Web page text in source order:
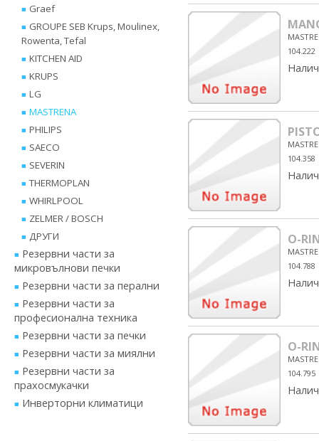
Graef
GROUPE SEB Krups, Moulinex,
Rowenta, Tefal
KITCHEN AID
KRUPS
LG
MASTRENA
PHILIPS
SAECO
SEVERIN
THERMOPLAN
WHIRLPOOL
ZELMER / BOSCH
ДРУГИ
Резервни части за
микровълнови печки
Резервни части за перални
Резервни части за
професионална техника
Резервни части за печки
Резервни части за миялни
Резервни части за
прахосмукачки
Инверторни климатици
104.222
104.358
O-
104.788
O-
104.795